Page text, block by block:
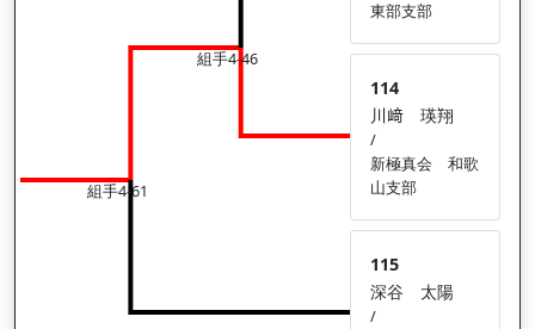
組手4-61
組手4-46
東部支部
114
川﨑 瑛翔
/
新極真会 和歌
山支部
115
深谷 太陽
/